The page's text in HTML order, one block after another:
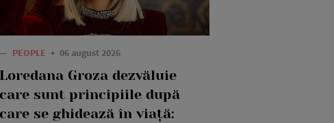
— PEOPLE 06 august 2026
Loredana Groza dezvăluie
care sunt principiile după
care se ghidează în viață: